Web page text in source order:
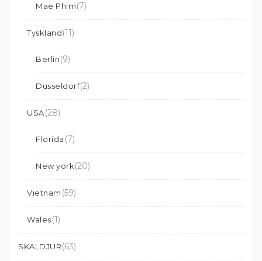
Mae Phim(7)
Tyskland(11)
Berlin(9)
Dusseldorf(2)
USA(28)
Florida (7)
New york(20)
Vietnam (59)
Wales(1)
SKALDJUR(63)